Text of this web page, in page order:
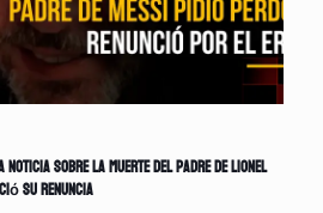
sobre la muerte del padre de Lionel
su renuncia